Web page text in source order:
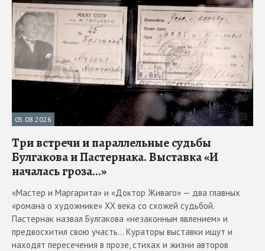
05.08.2026
Три встречи и параллельные судьбы
Булгакова и Пастернака. Выставка «И
началась гроза...»
«Мастер и Маргарита» и «Доктор Живаго» — два главных
«романа о художнике» ХХ века со схожей судьбой.
Пастернак назвал Булгакова «незаконным явлением» и
предвосхитил свою участь... Кураторы выставки ищут и
находят пересечения в прозе, стихах и жизни авторов